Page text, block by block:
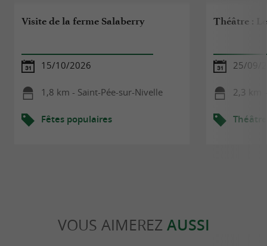
Visite de la ferme Salaberry
15/10/2026
1,8 km - Saint-Pée-sur-Nivelle
Fêtes populaires
Théâtre :
25/09/
2,3 km
Théâtre
VOUS AIMEREZ AUSSI